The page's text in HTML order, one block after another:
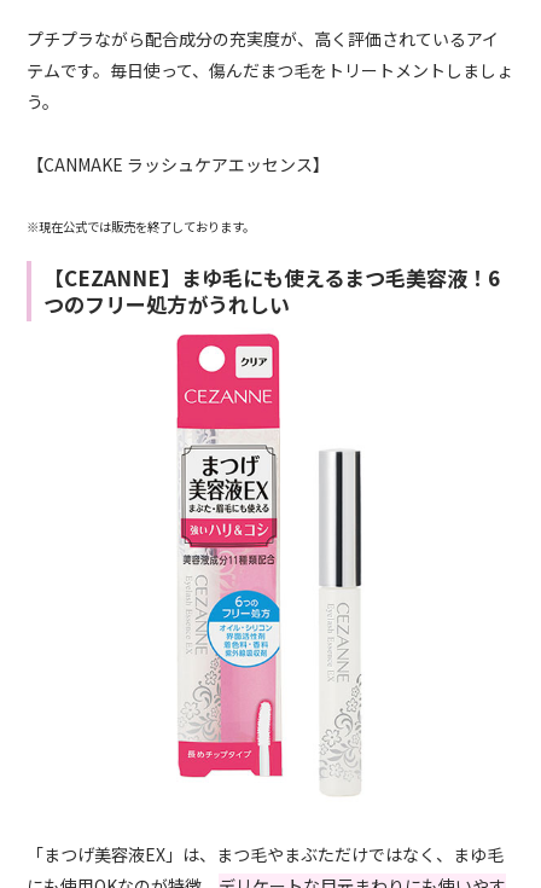
プチプラながら配合成分の充実度が、高く評価されているアイ
テムです。毎日使って、傷んだまつ毛をトリートメントしましょ
う。
【CANMAKE ラッシュケアエッセンス】
※現在公式では販売を終了しております。
【CEZANNE】まゆ毛にも使えるまつ毛美容液！6
つのフリー処方がうれしい
「まつげ美容液EX」は、まつ毛やまぶただけではなく、まゆ毛